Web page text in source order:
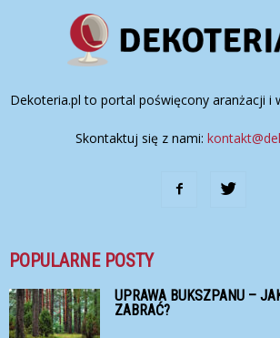
Dekoteria.pl to portal poświęcony aranżacji i
Skontaktuj się z nami:
POPULARNE POSTY
UPRAWA BUKSZPANU –
ZABRAĆ?